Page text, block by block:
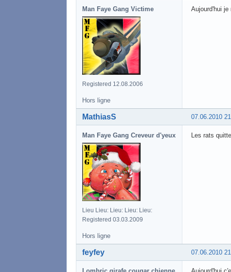
Man Faye Gang Victime
Registered 12.08.2006
Aujourd'hui
Hors ligne
07.06.2010
MathiasS
Man Faye Gang Creveur d'yeux
Lieu Lieu: Lieu: Lieu: Lieu:
Registered 03.03.2009
Les rats
Hors ligne
07.06.2010
feyfey